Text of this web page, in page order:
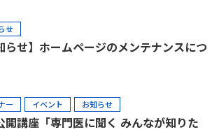
せ
らせ】ホームページのメンテナンスにつ
ー イベント お知らせ
講座「専門医に聞く みんなが知りた